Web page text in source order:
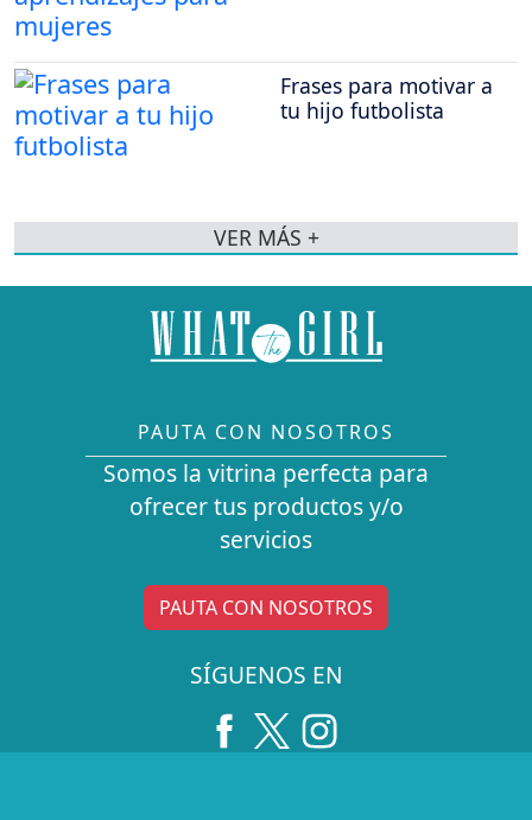
Frases para motivar a
tu hijo futbolista
VER MÁS +
PAUTA CON NOSOTROS
Somos la vitrina perfecta para
ofrecer tus productos y/o
servicios
PAUTA CON NOSOTROS
SÍGUENOS EN